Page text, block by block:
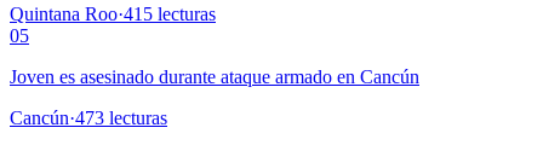
Quintana Roo·415 lecturas
05
Joven es asesinado durante ataque armado en Cancún
Cancún·473 lecturas